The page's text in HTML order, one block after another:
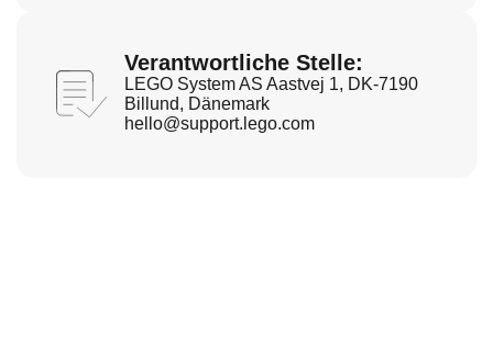
Verantwortliche Stelle:
LEGO System AS Aastvej 1, DK-7190
Billund, Dänemark
hello@support.lego.com